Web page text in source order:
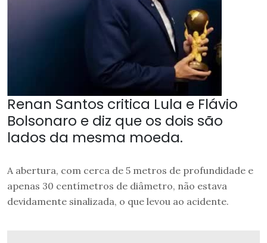
Renan Santos critica Lula e Flávio
Bolsonaro e diz que os dois são
lados da mesma moeda.
A abertura, com cerca de 5 metros de profundidade e
apenas 30 centímetros de diâmetro, não estava
devidamente sinalizada, o que levou ao acidente.